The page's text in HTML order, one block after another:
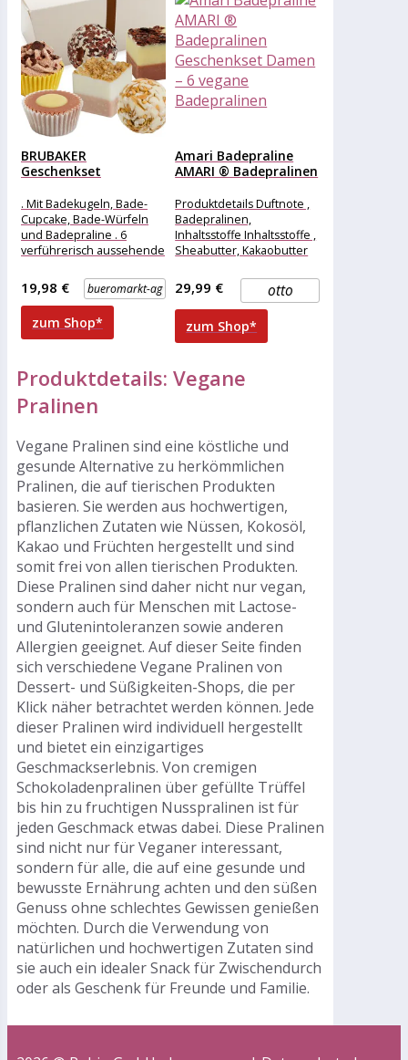
BRUBAKER
Geschenkset
Chocolate Love,
Badepralinen-Set,
handgemacht...
. Mit Badekugeln, Bade-
Cupcake, Bade-Würfeln
und Badepraline . 6
verführerisch aussehende
besondere Badeerlebnis .
Handgefertigt, vegan und
bueromarkt-ag
19,98 €
zum Shop*
Amari Badepraline
AMARI ® Badepralinen
Produktdetails Duftnote ,
Badepralinen,
Inhaltsstoffe Inhaltsstoffe ,
Sheabutter, Kakaobutter
otto
29,99 €
zum Shop*
Produktdetails: Vegane
Pralinen
Vegane Pralinen sind eine köstliche und
gesunde Alternative zu herkömmlichen
Pralinen, die auf tierischen Produkten
basieren. Sie werden aus hochwertigen,
pflanzlichen Zutaten wie Nüssen, Kokosöl,
Kakao und Früchten hergestellt und sind
somit frei von allen tierischen Produkten.
Diese Pralinen sind daher nicht nur vegan,
sondern auch für Menschen mit Lactose-
und Glutenintoleranzen sowie anderen
Allergien geeignet. Auf dieser Seite finden
sich verschiedene Vegane Pralinen von
Dessert- und Süßigkeiten-Shops, die per
Klick näher betrachtet werden können. Jede
dieser Pralinen wird individuell hergestellt
und bietet ein einzigartiges
Geschmackserlebnis. Von cremigen
Schokoladenpralinen über gefüllte Trüffel
bis hin zu fruchtigen Nusspralinen ist für
jeden Geschmack etwas dabei. Diese Pralinen
sind nicht nur für Veganer interessant,
sondern für alle, die auf eine gesunde und
bewusste Ernährung achten und den süßen
Genuss ohne schlechtes Gewissen genießen
möchten. Durch die Verwendung von
natürlichen und hochwertigen Zutaten sind
sie auch ein idealer Snack für Zwischendurch
oder als Geschenk für Freunde und Familie.